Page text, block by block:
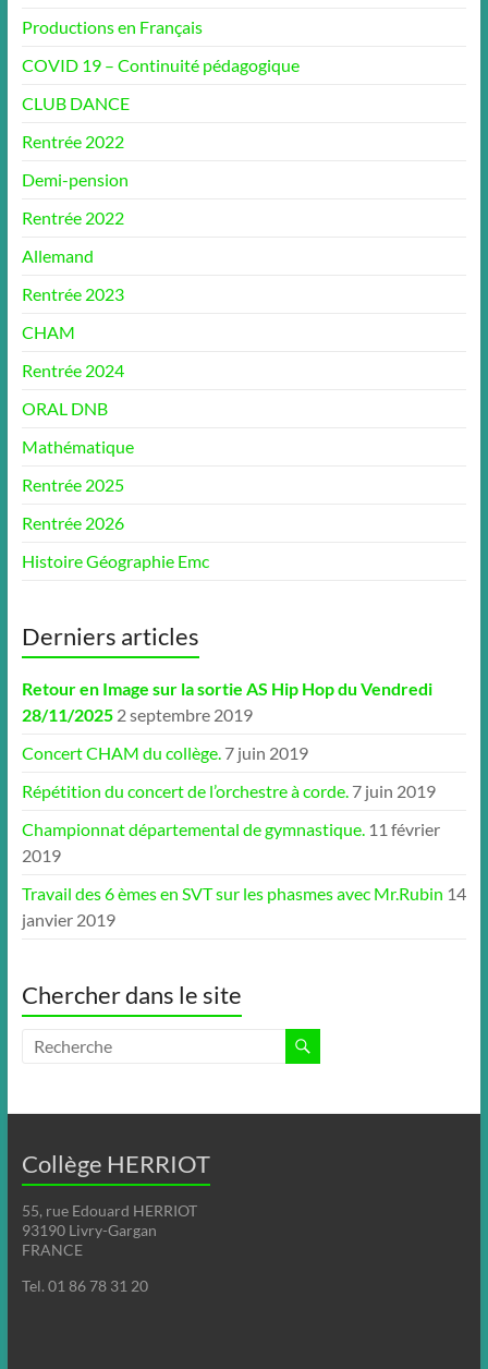
Productions en Français
COVID 19 – Continuité pédagogique
CLUB DANCE
Rentrée 2022
Demi-pension
Rentrée 2022
Allemand
Rentrée 2023
CHAM
Rentrée 2024
ORAL DNB
Mathématique
Rentrée 2025
Rentrée 2026
Histoire Géographie Emc
Derniers articles
Retour en Image sur la sortie AS Hip Hop du Vendredi
28/11/2025 2 septembre 2019
Concert CHAM du collège. 7 juin 2019
Répétition du concert de l’orchestre à corde. 7 juin 2019
Championnat départemental de gymnastique. 11 février
2019
Travail des 6 èmes en SVT sur les phasmes avec Mr.Rubin 14
janvier 2019
Chercher dans le site
Collège HERRIOT
55, rue Edouard HERRIOT
93190 Livry-Gargan
FRANCE
Tel. 01 86 78 31 20